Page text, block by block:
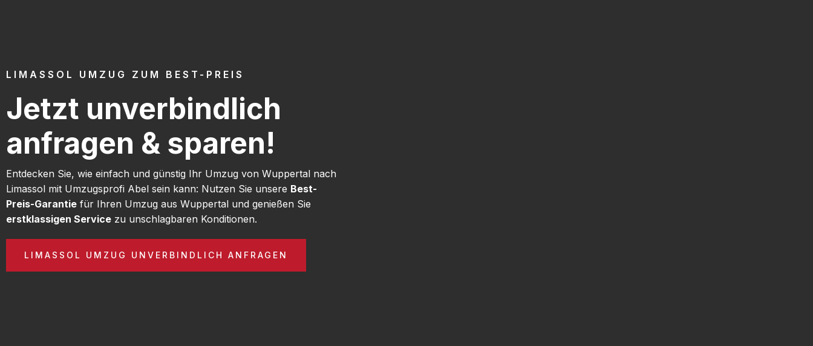
LIMASSOL UMZUG ZUM BEST-PREIS
Jetzt unverbindlich
anfragen & sparen!
Entdecken Sie, wie einfach und günstig Ihr Umzug von Wuppertal nach
Limassol mit Umzugsprofi Abel sein kann: Nutzen Sie unsere Best-
Preis-Garantie für Ihren Umzug aus Wuppertal und genießen Sie
erstklassigen Service zu unschlagbaren Konditionen.
LIMASSOL UMZUG UNVERBINDLICH ANFRAGEN